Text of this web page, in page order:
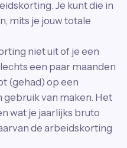
Je kunt die in
mits je jouw totale
niet uit of je een
een paar maanden
(gehad) op een
gebruik van maken. Het
wat je jaarlijks bruto
de arbeidskorting